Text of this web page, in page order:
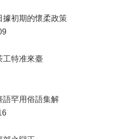
據初期的懷柔政策
工特准來臺
語罕用俗語集解